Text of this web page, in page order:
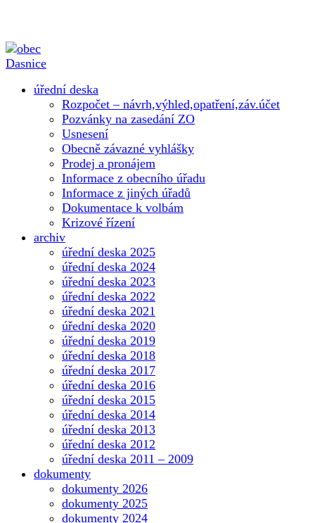
úřední deska
Rozpočet – návrh,výhled,opatření,záv.účet
Pozvánky na zasedání ZO
Usnesení
Obecně závazné vyhlášky
Prodej a pronájem
Informace z obecního úřadu
Informace z jiných úřadů
Dokumentace k volbám
Krizové řízení
archiv
úřední deska 2025
úřední deska 2024
úřední deska 2023
úřední deska 2022
úřední deska 2021
úřední deska 2020
úřední deska 2019
úřední deska 2018
úřední deska 2017
úřední deska 2016
úřední deska 2015
úřední deska 2014
úřední deska 2013
úřední deska 2012
úřední deska 2011 – 2009
dokumenty
dokumenty 2026
dokumenty 2025
dokumenty 2024